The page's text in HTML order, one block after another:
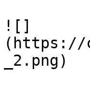
![]
(https://
_2.png)